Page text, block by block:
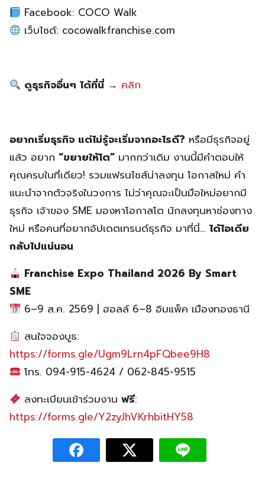
Facebook: COCO Walk
เว็บไซต์: cocowalkfranchise.com
ดูธุรกิจอื่นๆ ได้ที่นี่ → คลิก
อยากเริ่มธุรกิจ แต่ไม่รู้จะเริ่มจากอะไรดี? หรือมีธุรกิจอยู่
แล้ว อยาก “ขยายให้โต” มากกว่าเดิม งานนี้มีคำตอบให้
คุณครบในที่เดียว! รวมแฟรนไชส์น่าลงทุน โอกาสใหม่ คำ
แนะนำจากตัวจริงในวงการ ไม่ว่าคุณจะเป็นมือใหม่อยากมี
ธุรกิจ เจ้าของ SME มองหาโอกาสโต นักลงทุนหาช่องทาง
ใหม่ หรือคนที่อยากอัปเดตเทรนด์ธุรกิจ มาที่นี่… ได้ไอเดีย
กลับไปแน่นอน
Franchise Expo Thailand 2026 By Smart
SME
6–9 ส.ค. 2569 | ฮอลล์ 6–8 อิมแพ็ค เมืองทองธานี
สนใจจองบูธ:
https://forms.gle/Ugm9Lrn4pFQbee9H8
โทร. 094-915-4624 / 062-845-9515
ลงทะเบียนเข้าร่วมงานฟรี:
https://forms.gle/Y2zyJhVKrhbitHY58